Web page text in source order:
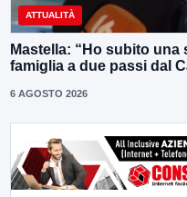
ATTUALITÀ
Mastella: “Ho subito
famiglia a due passi dal
6 AGOSTO 2026